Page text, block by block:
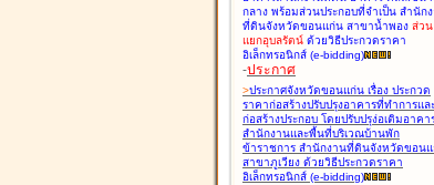
กลาง พร้อมส่วนประกอบที่จำเป็น สำนัก
ที่ดินจังหวัดขอนแก่น สาขาน้ำพอง ส่วน
แยกอุบลรัตน์ ด้วยวิธีประกวดราคา
อิเล็กทรอนิกส์ (e-bidding)
-ประกาศ
>ประกาศจังหวัดขอนแก่น เรื่อง ประกวด
ราคาก่อสร้างปรับปรุงอาคารที่ทำการแล
ก่อสร้างประกอบ โดยปรับปรุง่อเติมอาคา
สำนักงานและพื้นที่บริเวณบ้านพัก
ข้าราชการ สำนักงานที่ดินจังหวัดขอน
สาขาภูเวียง ด้วยวิธีประกวดราคา
อิเล็กทรอนิกส์ (e-bidding)